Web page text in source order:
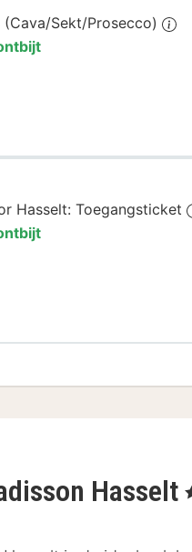
Sekt/Prosecco)
Hasselt: Toegangsticket
Hasselt ,